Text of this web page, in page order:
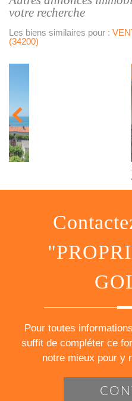
votre recherche
Les biens similaires pour :
(34200)
Pour toutes
suffit de compléter ce
notre mieux pour y